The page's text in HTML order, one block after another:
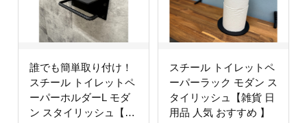
誰でも簡単取り付け！
スチール トイレットペ
ーパーホルダーL モダ
ン スタイリッシュ【雑
スチール トイレットペ
ーパーラック モダン ス
タイリッシュ【雑貨 日
用品 人気 おすすめ 】